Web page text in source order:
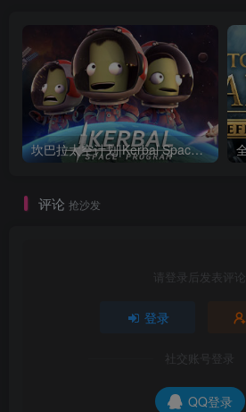
坎巴拉太空计划|Kerbal Space Program|1.12.5.3190|整合全DLC
评论 抢沙发
请登录后发表评论
登录
社交账号登录
QQ登录